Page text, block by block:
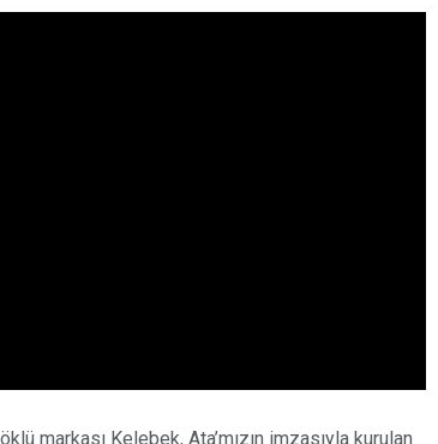
markası Kelebek, Ata’mızın imzasıyla kurulan